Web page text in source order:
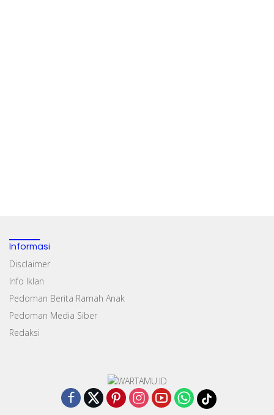
Informasi
Disclaimer
Info Iklan
Pedoman Berita Ramah Anak
Pedoman Media Siber
Redaksi